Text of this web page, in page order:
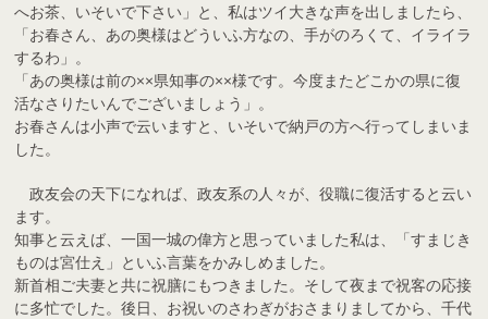
へお茶、いそいで下さい」と、私はツイ大きな声を出しましたら、
「お春さん、あの奥様はどういふ方なの、手がのろくて、イライラ
するわ」。
「あの奥様は前の××県知事の××様です。今度またどこかの県に復
活なさりたいんでございましょう」。
お春さんは小声で云いますと、いそいで納戸の方へ行ってしまいま
した。
政友会の天下になれば、政友系の人々が、役職に復活すると云い
ます。
知事と云えば、一国一城の偉方と思っていました私は、「すまじき
ものは宮仕え」といふ言葉をかみしめました。
新首相ご夫妻と共に祝膳にもつきました。そして夜まで祝客の応接
に多忙でした。後日、お祝いのさわぎがおさまりましてから、千代